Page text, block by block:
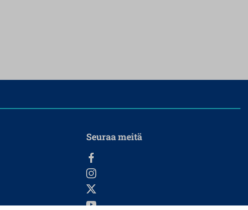
Seuraa meitä